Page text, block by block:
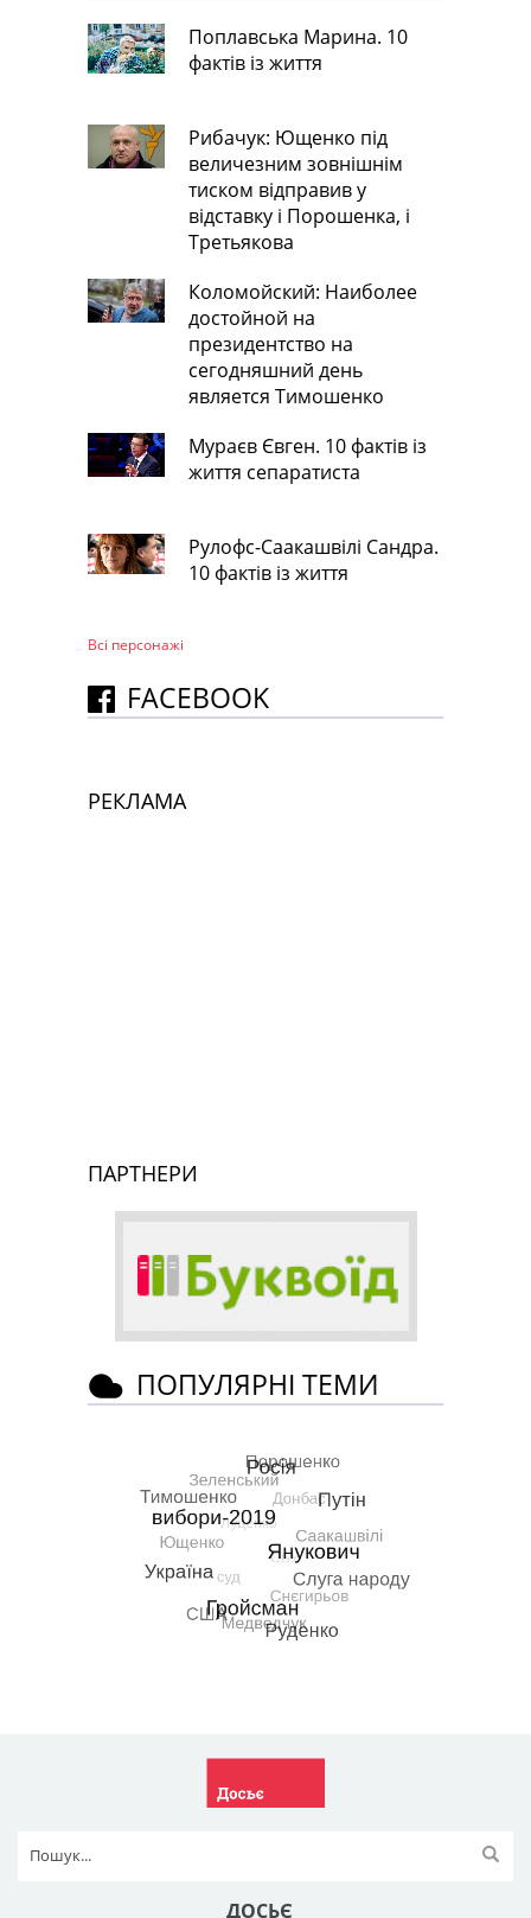
Поплавська Марина. 10
фактів із життя
Рибачук: Ющенко під
величезним зовнішнім
тиском відправив у
відставку і Порошенка, і
Третьякова
Коломойский: Наиболее
достойной на
президентство на
сегодняшний день
является Тимошенко
Мураєв Євген. 10 фактів із
життя сепаратиста
Рулофс-Саакашвілі Сандра.
10 фактів із життя
Всі персонажi
FACEBOOK
РЕКЛАМА
ПАРТНЕРИ
ПОПУЛЯРНІ ТЕМИ
ДОСЬЄ